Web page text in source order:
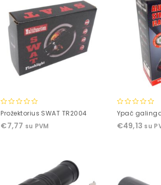
0
of
Prožektorius SWAT TR2004
€7,77 su PVM
0
of
Ypač
€49,13 su